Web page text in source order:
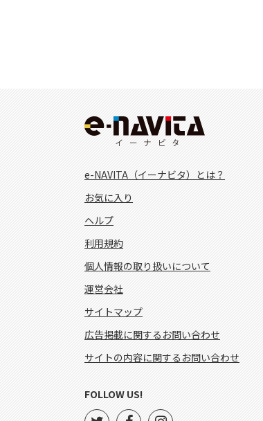
e-NAVITA（イーナビタ）とは？
お気に入り
ヘルプ
利用規約
個人情報の取り扱いについて
運営会社
サイトマップ
広告掲載に関するお問い合わせ
サイトの内容に関するお問い合わせ
FOLLOW US!